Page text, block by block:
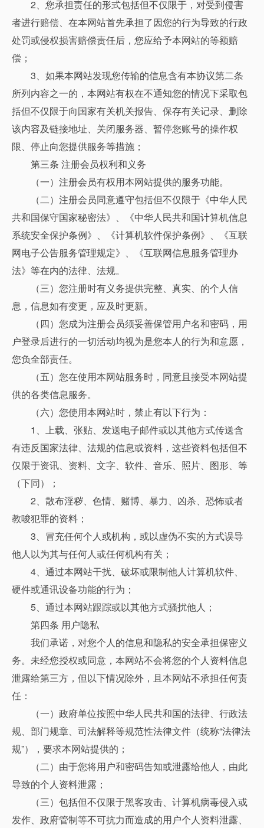
2、您承担责任的形式包括但不仅限于，对受到侵害
者进行赔偿、在本网站首先承担了因您的行为导致的行政
处罚或侵权损害赔偿责任后，您应给予本网站的等额赔
偿；
3、如果本网站发现您传输的信息含有本协议第二条
所列内容之一的，本网站有权在不通知您的情况下采取包
括但不仅限于向国家有关机关报告、保存有关记录、删除
该内容及链接地址、关闭服务器、暂停您账号的操作权
限、停止向您提供服务等措施；
第三条 注册会员权利和义务
（一）注册会员有权用本网站提供的服务功能。
（二）注册会员同意遵守包括但不仅限于《中华人民
共和国保守国家秘密法》、《中华人民共和国计算机信息
系统安全保护条例》、《计算机软件保护条例》、《互联
网电子公告服务管理规定》、《互联网信息服务管理办
法》等在内的法律、法规。
（三）您注册时有义务提供完整、真实、的个人信
息，信息如有变更，应及时更新。
（四）您成为注册会员须妥善保管用户名和密码，用
户登录后进行的一切活动均视为是您本人的行为和意愿，
您负全部责任。
（五）您在使用本网站服务时，同意且接受本网站提
供的各类信息服务。
（六）您使用本网站时，禁止有以下行为：
1、上载、张贴、发送电子邮件或以其他方式传送含
有违反国家法律、法规的信息或资料，这些资料包括但不
仅限于资讯、资料、文字、软件、音乐、照片、图形、等
（下同）；
2、散布淫秽、色情、赌博、暴力、凶杀、恐怖或者
教唆犯罪的资料；
3、冒充任何个人或机构，或以虚伪不实的方式误导
他人以为其与任何人或任何机构有关；
4、通过本网站干扰、破坏或限制他人计算机软件、
硬件或通讯设备功能的行为；
5、通过本网站跟踪或以其他方式骚扰他人；
第四条 用户隐私
我们承诺，对您个人的信息和隐私的安全承担保密义
务。未经您授权或同意，本网站不会将您的个人资料信息
泄露给第三方，但以下情况除外，且本网站不承担任何责
任：
（一）政府单位按照中华人民共和国的法律、行政法
规、部门规章、司法解释等规范性法律文件（统称“法律法
规”），要求本网站提供的；
（二）由于您将用户和密码告知或泄露给他人，由此
导致的个人资料泄露；
（三）包括但不仅限于黑客攻击、计算机病毒侵入或
发作、政府管制等不可抗力而造成的用户个人资料泄露、